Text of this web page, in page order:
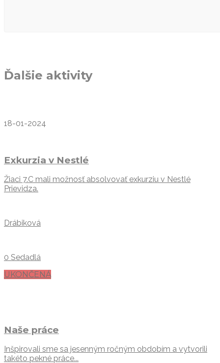
Ďalšie aktivity
18-01-2024
Exkurzia v Nestlé
Žiaci 7.C mali možnosť absolvovať exkurziu v Nestlé
Prievidza.
Drábiková
0 Sedadlá
UKONČENÁ
Naše práce
Inšpirovali sme sa jesenným ročným obdobím a vytvorili
takéto pekné práce...